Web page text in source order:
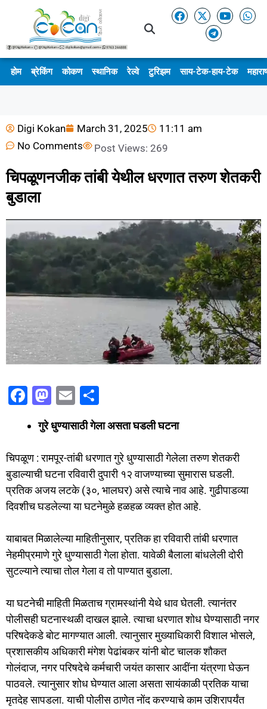
होम ब्रेकिंग कोकण स्थानिक रेल्वे टुरिझम साय-टेक-हाय-टेक
Digi Kokan March 31, 2025
11:11 am
No Comments
Post Views: 269
चिपळूणनजीक तांबी येथील धरणात तरुण शेतकरी
बुडाला
F
c
e
b
o
o
k
M
st
o
d
o
n
E
m
ai
l
ar
e
गुरे धुण्यासाठी गेला असता घडली घटना
चिपळूण : रामपूर-तांबी धरणात गुरे धुण्यासाठी गेलेला तरुण शेतकरी
बुडाल्याची घटना रविवारी दुपारी १२ वाजण्याच्या सुमारास घडली.
प्रतिक अजय लटके (३०, भालघर) असे त्याचे नाव आहे. गुढीपाडव्या
दिवशीच घडलेल्या या घटनेमुळे हळहळ व्यक्त होत आहे.
याबाबत मिळालेल्या माहितीनुसार, प्रतिक हा रविवारी तांबी धरणात
नेहमीप्रमाणे गुरे धुण्यासाठी गेला होता. यावेळी बैलाला बांधलेली दोरी
सुटल्याने त्याचा तोल गेला व तो पाण्यात बुडाला.
या घटनेची माहिती मिळताच ग्रामस्थांनी येथे धाव घेतली. त्यानंतर
पोलीसही घटनास्थळी दाखल झाले. त्याचा धरणात शोध घेण्यासाठी नगर
परिषदेकडे बोट मागण्यात आली. त्यानुसार मुख्याधिकारी विशाल भोसले,
प्रशासकीय अधिकारी मंगेश पेढांबकर यांनी बोट चालक शौकत
गोलंदाज, नगर परिषदेचे कर्मचारी जयंत कासार आदींना यंत्रणा घेऊन
पाठवले. त्यानुसार शोध घेण्यात आला असता सायंकाळी प्रतिक याचा
मृतदेह सापडला. याची पोलीस ठाणेत नोंद करण्याचे काम उशिरापर्यंत